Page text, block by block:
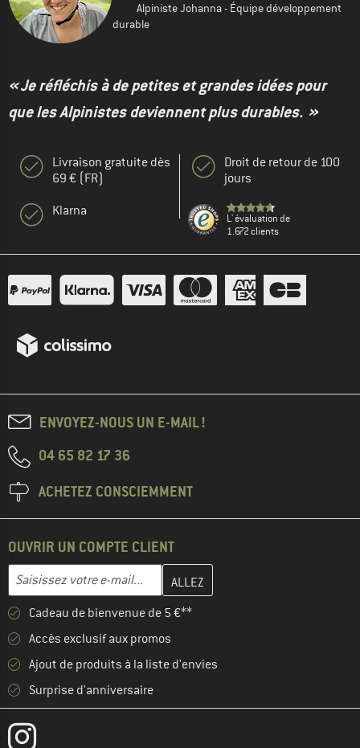
Alpiniste Johanna - Équipe développement
durable
« Je réfléchis à de petites et grandes idées pour
que les Alpinistes deviennent plus durables. »
Livraison gratuite dès
69 € (FR)
Klarna
Droit de retour de 100
jours
L' évaluation de
1.672 clients
ENVOYEZ-NOUS UN E-MAIL !
04 65 82 17 36
ACHETEZ CONSCIEMMENT
OUVRIR UN COMPTE CLIENT
Adresse e-mail
Entrez votre adresse e-mail ici et créez votre compte client à la
Cadeau de bienvenue de 5 €**
Accès exclusif aux promos
Ajout de produits à la liste d'envies
Surprise d'anniversaire